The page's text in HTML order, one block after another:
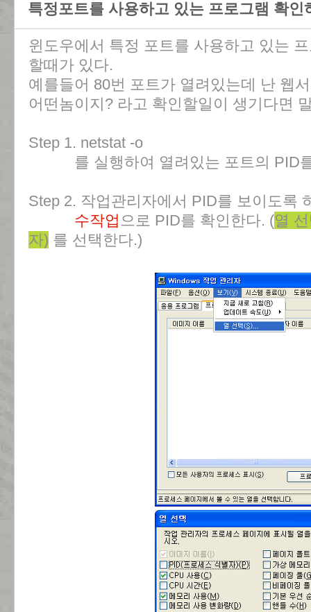
특정포트를 사용하고 있는 프로그램 확인
윈도우에서 특정 포트를 사용하고 있는
할때가 있다.
예를들어 80번 포트가 열려있는데 난 웹
어떤놈이지? 라고 확인할일이 생기다면
Step 1. netstat -o
를 실행하여 열려있는 포트의 PID
Step 2. 작업관리자에서 PID를 보이도록
수작업으로 PID를 확인한다. (열
자) 를 선택한다.)